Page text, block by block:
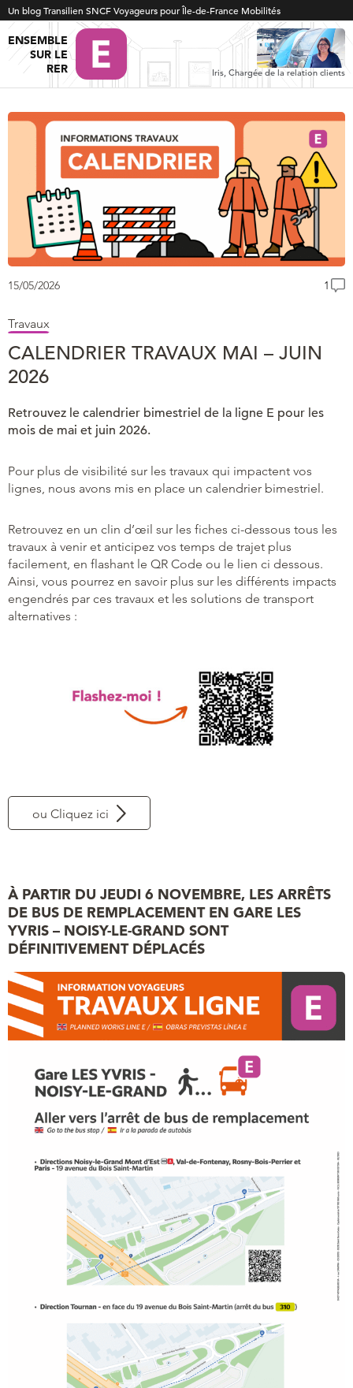
Un blog Transilien SNCF Voyageurs pour Île-de-France Mobilités
ENSEMBLE
SUR LE
RER
Iris, Chargée de la relation clients
15/05/2026 1
Travaux
CALENDRIER TRAVAUX MAI – JUIN
2026
Retrouvez le calendrier bimestriel de la ligne E pour les
mois de mai et juin 2026.
Pour plus de visibilité sur les travaux qui impactent vos
lignes, nous avons mis en place un calendrier bimestriel.
Retrouvez en un clin d’œil sur les fiches ci-dessous tous les
travaux à venir et anticipez vos temps de trajet plus
facilement, en flashant le QR Code ou le lien ci dessous.
Ainsi, vous pourrez en savoir plus sur les différents impacts
engendrés par ces travaux et les solutions de transport
alternatives :
ou Cliquez ici
À PARTIR DU JEUDI 6 NOVEMBRE, LES ARRÊTS
DE BUS DE REMPLACEMENT EN GARE LES
YVRIS – NOISY-LE-GRAND SONT
DÉFINITIVEMENT DÉPLACÉS